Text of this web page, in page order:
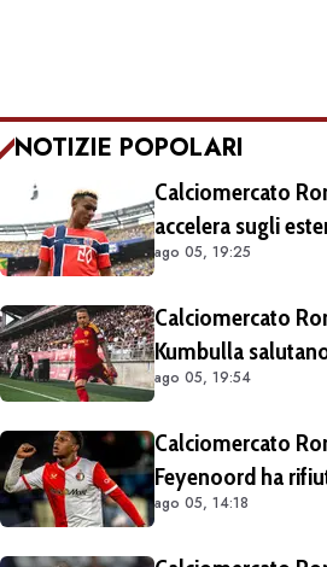
NOTIZIE POPOLARI
Calciomercato
accelera sugli
obiettivi
ago 05, 19:25
Calciomercato
Kumbulla
Spagna
ago 05, 19:54
Calciomercato
Feyenoord ha
milioni di euro più
ago 05, 14:18